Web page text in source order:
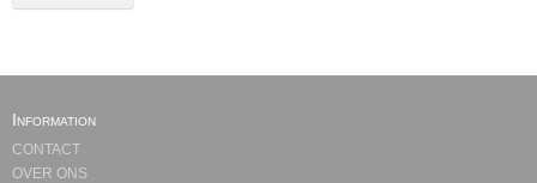
Information
CONTACT
OVER ONS